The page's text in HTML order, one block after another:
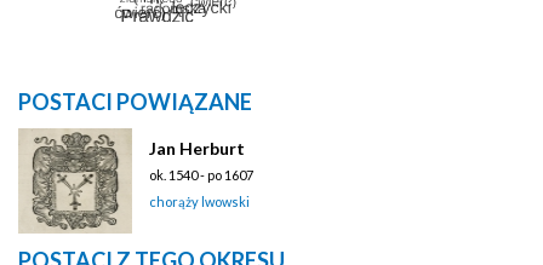
POSTACI POWIĄZANE
Jan Herburt
ok. 1540 - po 1607
chorąży lwowski